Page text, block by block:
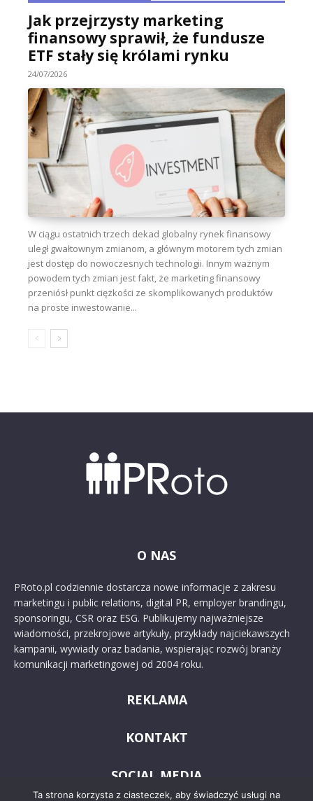
Jak przejrzysty marketing
finansowy sprawił, że fundusze
ETF stały się królami rynku
24/07/2026
W ciągu ostatnich trzech dekad globalny rynek finansowy
uległ gwałtownym zmianom, a głównym motorem tych zmian
jest dostęp do nowoczesnych technologii. Innym ważnym
powodem tych zmian jest fakt, że marketing finansowy
przeniósł punkt ciężkości ze skomplikowanych produktów
na proste inwestowanie...
O NAS
PRoto.pl codziennie dostarcza nowe informacje z zakresu
marketingu i public relations, digital PR, employer brandingu,
sponsoringu, CSR oraz ESG. Publikujemy najważniejsze
wiadomości, przekrojowe artykuły, przykłady najciekawszych
kampanii, wywiady oraz badania, wspierając rozwój branży
komunikacji marketingowej od 2004 roku.
REKLAMA
KONTAKT
SOCIAL MEDIA
Ta strona korzysta z ciasteczek, aby świadczyć usługi na